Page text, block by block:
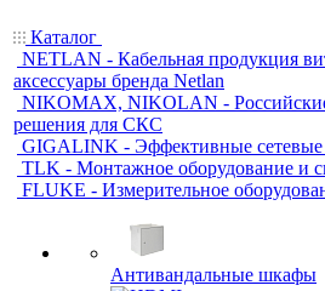
Каталог
NETLAN - Кабельная продукция
аксессуары бренда Netlan
NIKOMAX, NIKOLAN -
решения для СКС
GIGALINK - Эффективные
TLK - Монтажное оборудование и
FLUKE - Измерительное
Антивандальные шкафы